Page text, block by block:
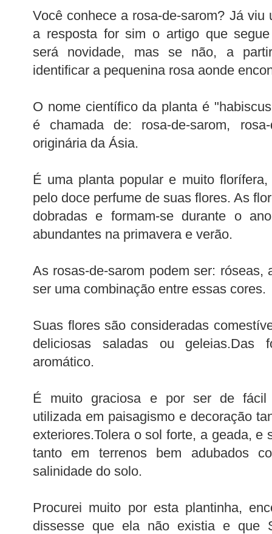
Você conhece a rosa-de-sarom? Já viu
a resposta for sim o artigo que
será novidade, mas se não, a
identificar a pequenina rosa aonde
O nome científico da planta é
é chamada de: rosa-de-sarom,
originária da Ásia.
É uma planta popular e muito
pelo doce perfume de suas flores. As
dobradas e formam-se durante o
abundantes na primavera e verão.
As rosas-de-sarom podem ser: róseas,
ser uma combinação entre essas cores.
Suas flores são consideradas
deliciosas saladas ou
aromático.
É muito graciosa e por ser de fácil
utilizada em paisagismo e decoração
exteriores.Tolera o sol forte, a geada, e
tanto em terrenos bem adubados
salinidade do solo.
Procurei muito por esta plantinha,
dissesse que ela não existia e que